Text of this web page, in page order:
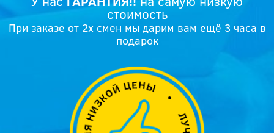
стоимость
При заказе от 2х смен мы дарим вам ещё 3 часа в
подарок